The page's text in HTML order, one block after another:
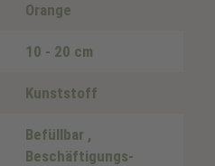
Orange
10 - 20 cm
Kunststoff
Befüllbar ,
Beschäftigungs-